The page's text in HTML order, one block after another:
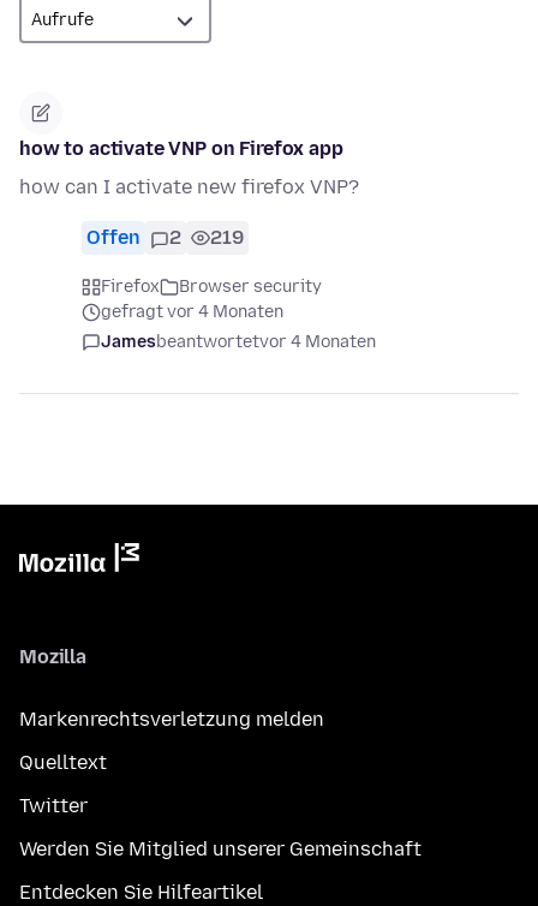
how to activate VNP on Firefox app
how can I activate new firefox VNP?
Offen 2 219
Firefox
Browser security
gefragt vor 4 Monaten
Jamesbeantwortetvor 4 Monaten
Mozilla
Markenrechtsverletzung melden
Quelltext
Twitter
Werden Sie Mitglied unserer Gemeinschaft
Entdecken Sie Hilfeartikel